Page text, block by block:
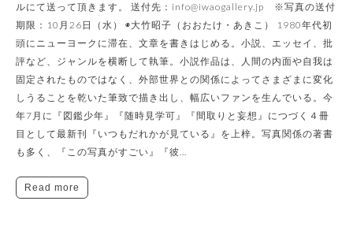
ルにて送って頂きます。 送付先：info@iwaogallery.jp ※写真の送付
期限：10月26日（水） ◉大竹昭子（おおたけ・あきこ） 1980年代初
頭にニューヨークに滞在、文章を書きはじめる。小説、エッセイ、批
評など、ジャンルを横断して執筆。小説作品は、人間の内面や自我は
固定されたものではなく、外部世界との関係によってさまざまに変化
しうることを乾いた筆致で描き出し、幅広いファンを生んでいる。今
年7月に『図鑑少年』『随時見学可』『間取りと妄想』につづく４冊
目として最新刊『いつもだれかが見ている』を上梓。写真関係の著書
も多く、『この写真がすごい』『彼…
Read more